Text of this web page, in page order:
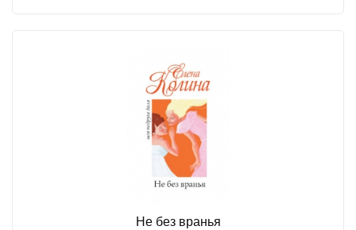
Не без вранья